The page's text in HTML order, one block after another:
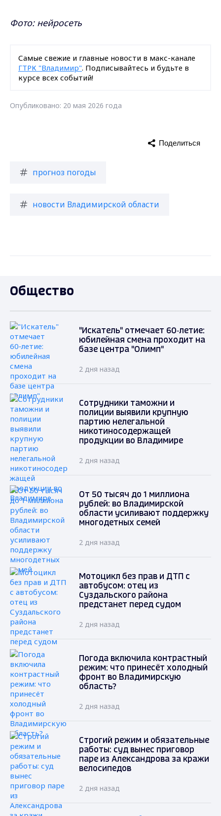
Фото: нейросеть
Самые свежие и главные новости в макс-канале
ГТРК "Владимир". Подписывайтесь и будьте в
курсе всех событий!
Опубликовано: 20 мая 2026 года
прогноз погоды
новости Владимирской области
Поделиться
Общество
"Искатель" отмечает 60‑летие:
юбилейная смена проходит на
базе центра "Олимп"
2 дня назад
Сотрудники таможни и
полиции выявили крупную
партию нелегальной
никотиносодержащей
продукции во Владимире
2 дня назад
От 50 тысяч до 1 миллиона
рублей: во Владимирской
области усиливают поддержку
многодетных семей
2 дня назад
Мотоцикл без прав и ДТП с
автобусом: отец из
Суздальского района
предстанет перед судом
2 дня назад
Погода включила контрастный
режим: что принесёт холодный
фронт во Владимирскую
область?
2 дня назад
Строгий режим и обязательные
работы: суд вынес приговор
паре из Александрова за кражи
велосипедов
2 дня назад